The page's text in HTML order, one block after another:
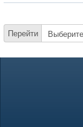
Перейти